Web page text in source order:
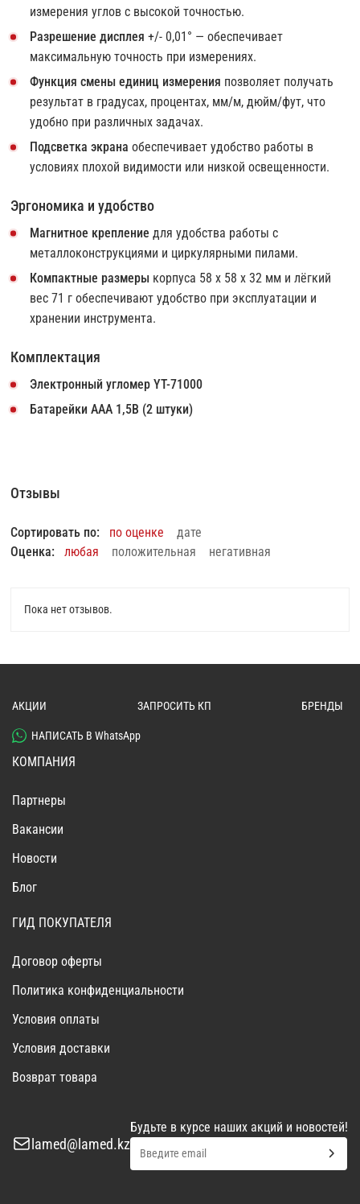
измерения углов с высокой точностью.
Разрешение дисплея +/- 0,01° — обеспечивает
максимальную точность при измерениях.
Функция смены единиц измерения позволяет получать
результат в градусах, процентах, мм/м, дюйм/фут, что
удобно при различных задачах.
Подсветка экрана обеспечивает удобство работы в
условиях плохой видимости или низкой освещенности.
Эргономика и удобство
Магнитное крепление для удобства работы с
металлоконструкциями и циркулярными пилами.
Компактные размеры корпуса 58 х 58 х 32 мм и лёгкий
вес 71 г обеспечивают удобство при эксплуатации и
хранении инструмента.
Комплектация
Электронный угломер YT-71000
Батарейки ААА 1,5В (2 штуки)
Отзывы
Сортировать по: по оценке
дате
Оценка:
любая положительная негативная
Пока нет отзывов.
АКЦИИ ЗАПРОСИТЬ КП БРЕНДЫ
НАПИСАТЬ В WhatsApp
КОМПАНИЯ
Партнеры
Вакансии
Новости
Блог
ГИД ПОКУПАТЕЛЯ
Договор оферты
Политика конфиденциальности
Условия оплаты
Условия доставки
Возврат товара
lamed@lamed.kz
Будьте в курсе наших акций и новостей!